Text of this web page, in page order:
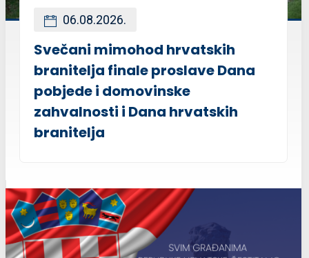
06.08.2026.
Svečani mimohod hrvatskih
branitelja finale proslave Dana
pobjede i domovinske
zahvalnosti i Dana hrvatskih
branitelja